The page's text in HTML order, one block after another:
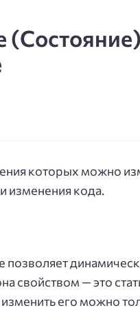
которых можно
изменения кода.
позволяет
свойством — это
его можно